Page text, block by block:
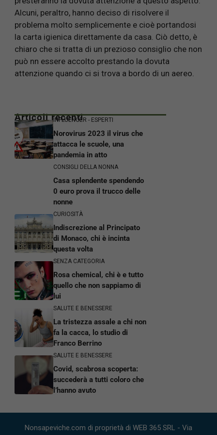
Alcuni, peraltro, hanno deciso di risolvere il
problema molto semplicemente e cioè portandosi
la carta igienica direttamente da casa. Ciò detto, è
chiaro che si tratta di un prezioso consiglio che non
può nn essere accolto prestando la dovuta
attenzione quando ci si trova a bordo di un aereo.
Articoli recentiINFLUENCER - ESPERTI
Norovirus 2023 il virus che
attacca le scuole, una
pandemia in atto
CONSIGLI DELLA NONNA
Casa splendente spendendo
0 euro prova il trucco delle
nonne
CURIOSITÀ
Indiscrezione al Principato
di Monaco, chi è incinta
questa volta
SENZA CATEGORIA
Rosa chemical, chi è e tutto
quello che non sappiamo di
lui
SALUTE E BENESSERE
La tristezza assale a chi non
fa la cacca, lo studio di
Franco Berrino
SALUTE E BENESSERE
Covid, scabrosa scoperta:
succederà a tutti coloro che
l’hanno avuto
Nonsapeviche.com di proprietà di WEB 365 SRL - Via